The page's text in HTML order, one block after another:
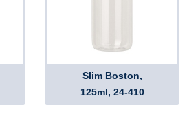
Slim Boston,
125ml, 24-410